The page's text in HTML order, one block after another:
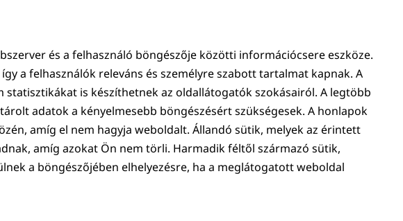
és a felhasználó böngészője közötti információcsere eszköze.
a felhasználók releváns és személyre szabott tartalmat kapnak. A
is készíthetnek az oldallátogatók szokásairól. A legtöbb
adatok a kényelmesebb böngészésért szükségesek. A honlapok
amíg el nem hagyja weboldalt. Állandó sütik, melyek az érintett
amíg azokat Ön nem törli. Harmadik féltől származó sütik,
a böngészőjében elhelyezésre, ha a meglátogatott weboldal